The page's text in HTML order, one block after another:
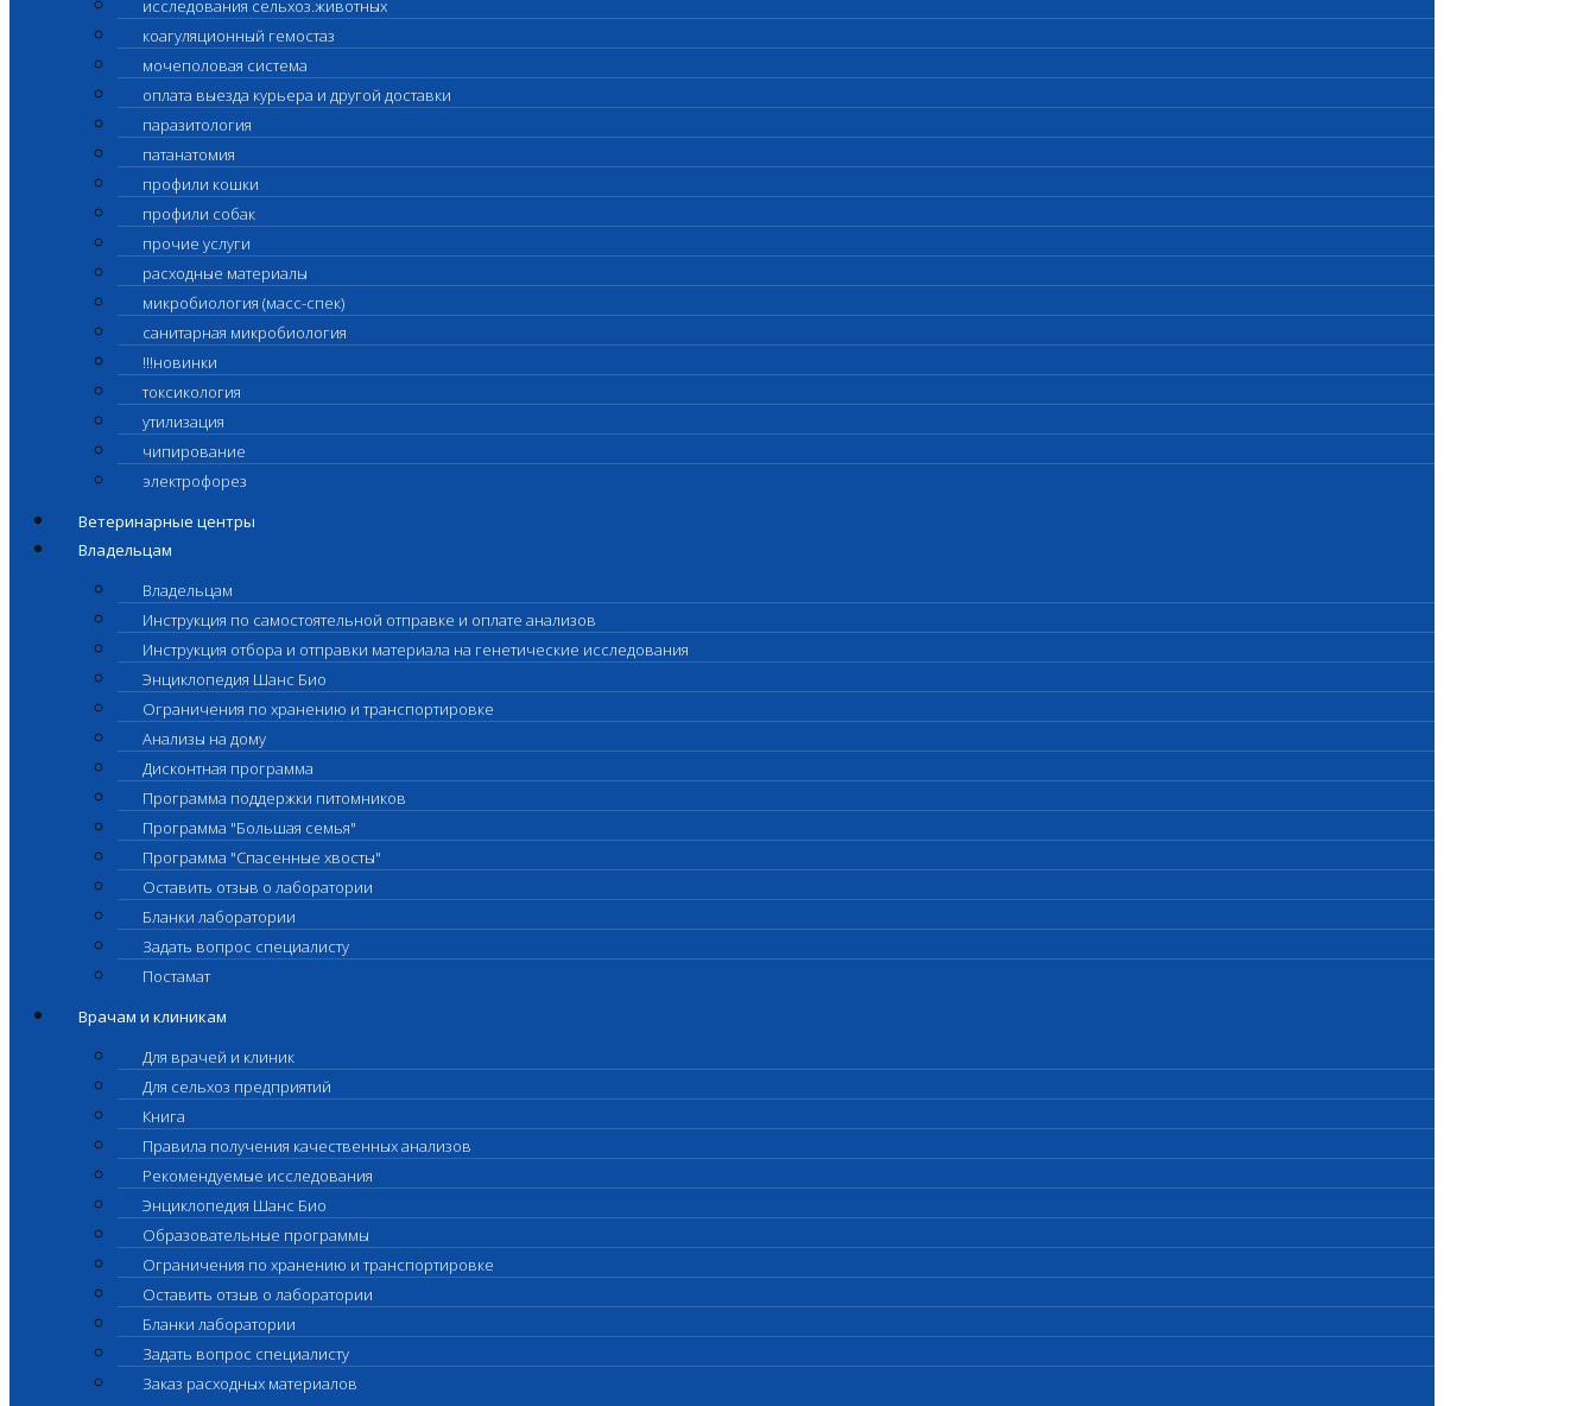
исследования сельхоз.животных
коагуляционный гемостаз
мочеполовая система
оплата выезда курьера и другой доставки
паразитология
патанатомия
профили кошки
профили собак
прочие услуги
расходные материалы
микробиология (масс-спек)
санитарная микробиология
!!!новинки
токсикология
утилизация
чипирование
электрофорез
Ветеринарные центры
Владельцам
Владельцам
Инструкция по самостоятельной отправке и оплате анализов
Инструкция отбора и отправки материала на генетические исследования
Энциклопедия Шанс Био
Ограничения по хранению и транспортировке
Анализы на дому
Дисконтная программа
Программа поддержки питомников
Программа "Большая семья"
Программа "Спасенные хвосты"
Оставить отзыв о лаборатории
Бланки лаборатории
Задать вопрос специалисту
Постамат
Врачам и клиникам
Для врачей и клиник
Для сельхоз предприятий
Книга
Правила получения качественных анализов
Рекомендуемые исследования
Энциклопедия Шанс Био
Образовательные программы
Ограничения по хранению и транспортировке
Оставить отзыв о лаборатории
Бланки лаборатории
Задать вопрос специалисту
Заказ расходных материалов